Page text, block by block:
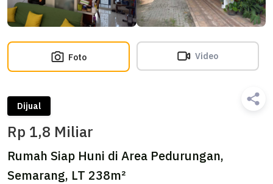
Foto Video
Dijual
Rp 1,8 Miliar
Rumah Siap Huni di Area Pedurungan,
Semarang, LT 238m²